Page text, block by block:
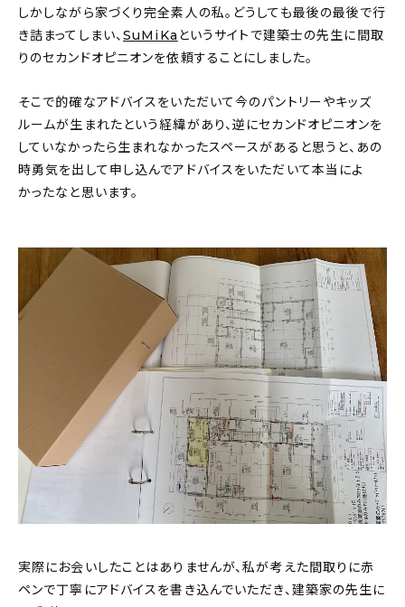
しかしながら家づくり完全素人の私。どうしても最後の最後で行
き詰まってしまい、SuMiKa というサイトで建築士の先生に間取
りのセカンドオピニオンを依頼することにしました。
そこで的確なアドバイスをいただいて今のパントリーやキッズ
ルームが生まれたという経緯があり、逆にセカンドオピニオンを
していなかったら生まれなかったスペースがあると思うと、あの
時勇気を出して申し込んでアドバイスをいただいて本当によ
かったなと思います。
実際にお会いしたことはありませんが、私が考えた間取りに赤
ペンで丁寧にアドバイスを書き込んでいただき、建築家の先生に